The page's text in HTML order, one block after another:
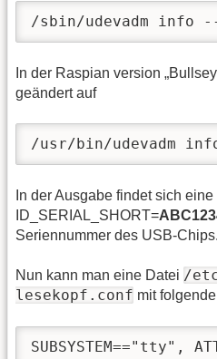
/sbin/udevadm info
In der Raspian version
geändert auf
/usr/bin/udevadm
In der Ausgabe findet sich eine
ID_SERIAL_SHORT=
Seriennummer des USB-Chips.
Nun kann man eine Datei /
lesekopf.conf mit
SUBSYSTEM=="tty",